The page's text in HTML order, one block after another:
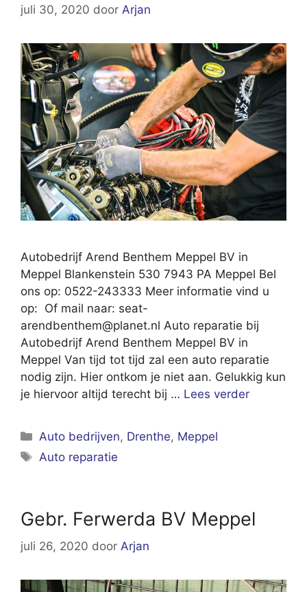
juli 30, 2020 door Arjan
Autobedrijf Arend Benthem Meppel BV in
Meppel Blankenstein 530 7943 PA Meppel Bel
ons op: 0522-243333 Meer informatie vind u
op: Of mail naar: seat-
arendbenthem@planet.nl Auto reparatie bij
Autobedrijf Arend Benthem Meppel BV in
Meppel Van tijd tot tijd zal een auto reparatie
nodig zijn. Hier ontkom je niet aan. Gelukkig kun
je hiervoor altijd terecht bij … Lees verder
Categorieën
Auto bedrijven, Drenthe, Meppel
Tags
Auto reparatie
Gebr. Ferwerda BV Meppel
juli 26, 2020 door Arjan